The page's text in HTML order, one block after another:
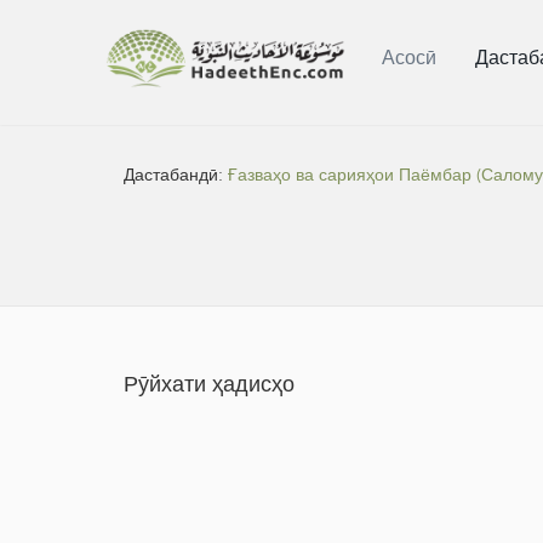
Асосӣ
Дастабандӣ:Ғазваҳо ва сарияҳои Паёмбар
Рӯйхати ҳадисҳо